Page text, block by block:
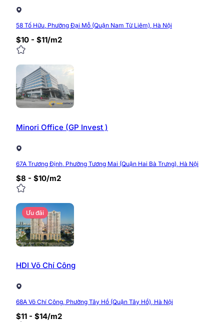
58 Tố Hữu, Phường Đại Mỗ (Quận Nam Từ Liêm), Hà Nội
$10 - $11/m2
Minori Office (GP Invest )
67A Trương Định, Phường Tương Mai (Quận Hai Bà Trưng), Hà Nội
$8 - $10/m2
Ưu đãi
HDI Võ Chí Công
68A Võ Chí Công, Phường Tây Hồ (Quận Tây Hồ), Hà Nội
$11 - $14/m2